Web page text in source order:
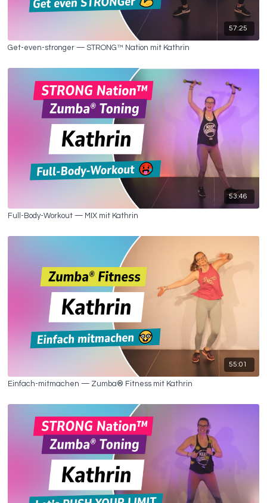
57:25
Get-even-stronger — STRONG™ Nation mit Kathrin
53:46
Full-Body-Workout — MIX mit Kathrin
55:01
Einfach-mitmachen — Zumba® Fitness mit Kathrin